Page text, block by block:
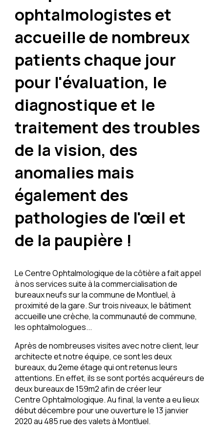
ophtalmologistes et
accueille de nombreux
patients chaque jour
pour l'évaluation, le
diagnostique et le
traitement des troubles
de la vision, des
anomalies mais
également des
pathologies de l'œil et
de la paupière !
Le Centre Ophtalmologique de la côtière a fait appel
à nos services suite à la commercialisation de
bureaux neufs sur la commune de Montluel, à
proximité de la gare. Sur trois niveaux, le bâtiment
accueille une crèche, la communauté de commune,
les ophtalmologues...
Après de nombreuses visites avec notre client, leur
architecte et notre équipe, ce sont les deux
bureaux, du 2eme étage qui ont retenus leurs
attentions. En effet, ils se sont portés acquéreurs de
deux bureaux de 159m2 afin de créer leur
Centre Ophtalmologique. Au final, la vente a eu lieux
début décembre pour une ouverture le 13 janvier
2020 au 485 rue des valets à Montluel.